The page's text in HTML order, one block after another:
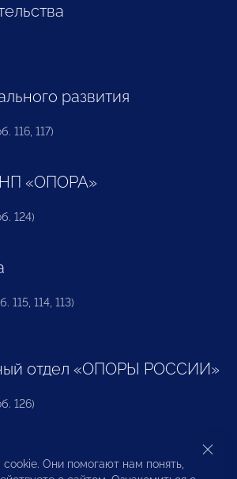
развития
116, 117)
«ОПОРА»
124)
115, 114, 113)
отдел «ОПОРЫ РОССИИ»
126)
прав предпринимателей и
Они помогают нам понять,